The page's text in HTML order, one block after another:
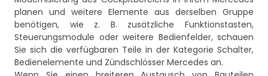
planen und weitere Elemente aus derselben Gruppe
benötigen, wie z. B. zusätzliche Funktionstasten,
Steuerungsmodule oder weitere Bedienfelder, schauen
Sie sich die verfügbaren Teile in der Kategorie Schalter,
Bedienelemente und Zündschlösser Mercedes an.